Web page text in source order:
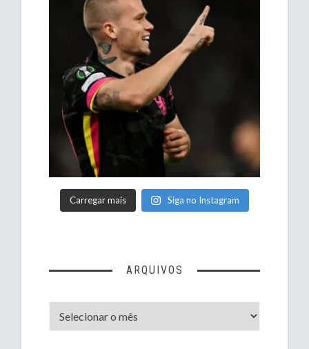
Carregar mais Siga no Instagram
ARQUIVOS